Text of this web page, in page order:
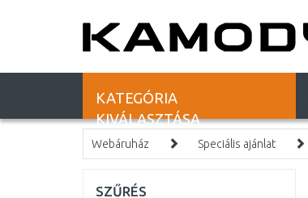
KATEGÓRIA
KIVÁLASZTÁSA
Webáruház Speciális ajánlat
SZŰRÉS